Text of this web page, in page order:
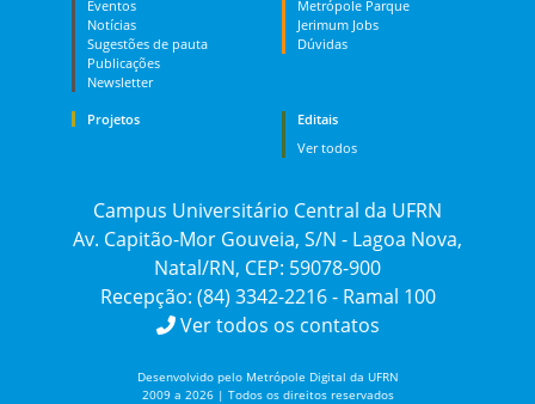
Eventos
Notícias
Sugestões de pauta
Publicações
Newsletter
Metrópole Parque
Jerimum Jobs
Dúvidas
Projetos
Editais
Ver todos
Campus Universitário Central da UFRN
Av. Capitão-Mor Gouveia, S/N - Lagoa Nova,
Natal/RN, CEP: 59078-900
Recepção: (84) 3342-2216 - Ramal 100
Ver todos os contatos
Desenvolvido pelo Metrópole Digital da UFRN
2009 a 2026 | Todos os direitos reservados